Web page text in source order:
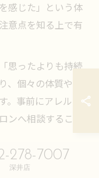
感じた」という体
意点を知る上で有
思ったよりも持続
個々の体質や生
事前にアレルギ
へ相談すること
の感想
278-7007
深井店